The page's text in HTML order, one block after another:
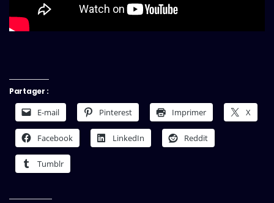
Partager :
E-mail Pinterest Imprimer X
Facebook LinkedIn Reddit
Tumblr